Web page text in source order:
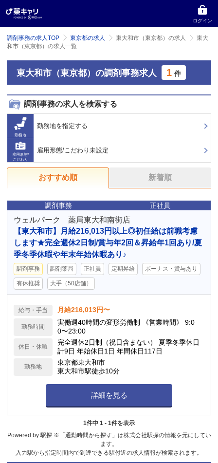
ログイン
調剤事務の求人TOP 東京都の求人 東大和市（東京都）の求人
東大
和市（東京都）の求人一覧
東大和市（東京都）の調剤事務求人 1 件
調剤事務の求人を検索する
勤務地
勤務地を指定する
雇用形態/
こだわり
雇用形態/こだわり未設定
おすすめ順 新着順
調剤事務 正社員
ウェルパーク 薬局東大和南街店
【東大和市】月給216,013円以上◎初任給は前職考慮
します★完全週休2日制/賞与年2回＆昇給年1回あり/夏
季冬季休暇や年末年始休暇あり♪
調剤事務 調剤薬局 正社員 定期昇給 ボーナス・賞与あり
有休推奨 大手（50店舗）
給与・手当 月給216,013円〜
勤務時間
実働週40時間の変形労働制 《営業時間》 9:0
0〜23:00
休日・休暇
完全週休2日制（祝日含まない） 夏季冬季休日
計9日 年始休日1日 年間休日117日
勤務地
東京都東大和市
東大和市駅徒歩10分
詳細を見る
1件中 1 - 1件を表示
Powered by 駅探 ※「通勤時間から探す」は株式会社駅探の情報を元にしてい
ます。
入力駅から指定時間内で到達できる駅付近の求人情報が検索されます。